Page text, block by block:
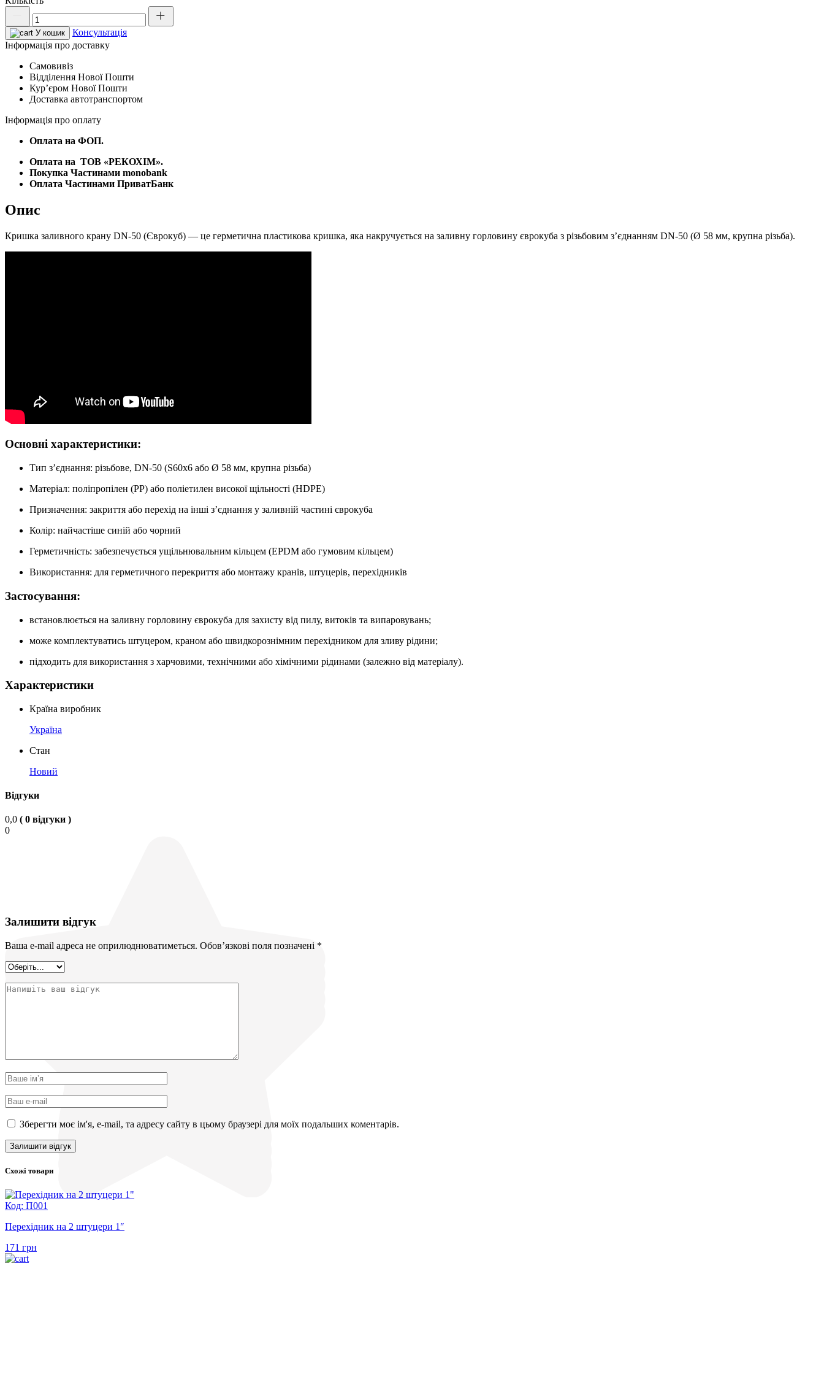
зливного
крану
DN-
(Єврокуб)
кількість
У кошик
Консультація
Інформація про доставку
Самовивіз
Відділення Нової Пошти
Курʼєром Нової Пошти
Доставка автотранспортом
Інформація про оплату
Оплата на ФОП.
Оплата на ТОВ «РЕКОХІМ».
Покупка Частинами monobank
Оплата Частинами ПриватБанк
Опис
Кришка заливного крану DN-50 (Єврокуб) — це герметична пластикова кришка, яка накручується на заливну горловину єврокуба з різьбовим з’єднанням DN-50 (Ø 58 мм, крупна різьба).
Основні характеристики:
Тип з’єднання: різьбове, DN-50 (S60x6 або Ø 58 мм, крупна різьба)
Матеріал: поліпропілен (PP) або поліетилен високої щільності (HDPE)
Призначення: закриття або перехід на інші з’єднання у заливній частині єврокуба
Колір: найчастіше синій або чорний
Герметичність: забезпечується ущільнювальним кільцем (EPDM або гумовим кільцем)
Використання: для герметичного перекриття або монтажу кранів, штуцерів, перехідників
Застосування:
встановлюється на заливну горловину єврокуба для захисту від пилу, витоків та випаровувань;
може комплектуватись штуцером, краном або швидкорознімним перехідником для зливу рідини;
підходить для використання з харчовими, технічними або хімічними рідинами (залежно від матеріалу).
Характеристики
Країна виробник
Україна
Стан
Новий
Відгуки
0,0 ( 0 відгуки )
0
Залишити відгук
Ваша e-mail адреса не оприлюднюватиметься. Обов’язкові поля позначені *
Зберегти моє ім'я, e-mail, та адресу сайту в цьому браузері для моїх подальших коментарів.
Схожі товари
Код: П001
Перехідник на 2 штуцери 1″
171 грн